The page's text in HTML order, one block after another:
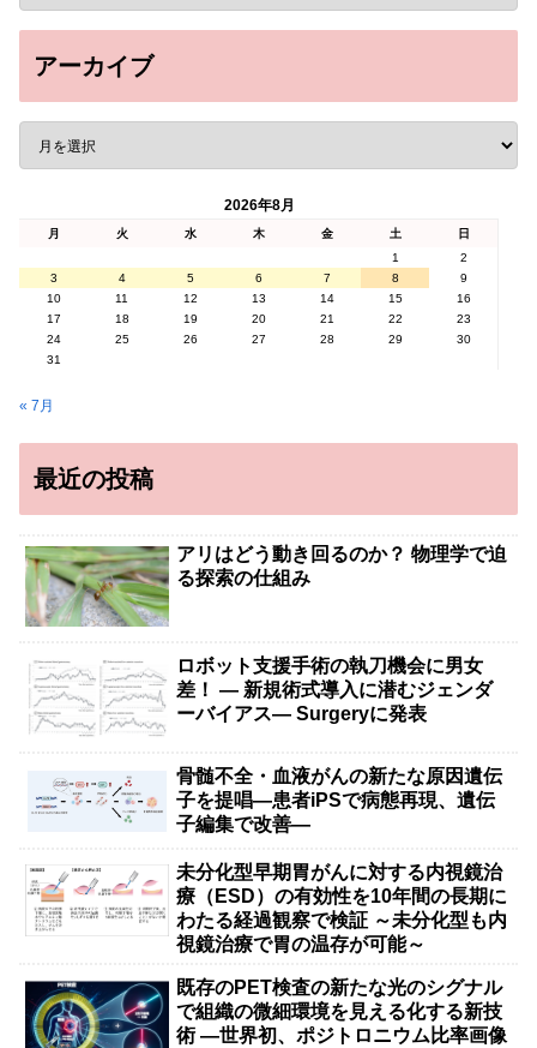
アーカイブ
2026年8月
月 火 水 木 金 土
日
1
2
3
4 5 6 7 8
9
10
11 12 13 14 15
16
17
18 19 20 21 22
23
24
25 26 27 28 29
30
31
« 7月
最近の投稿
アリはどう動き回るのか？ 物理学で迫
る探索の仕組み
ロボット支援手術の執刀機会に男女
差！ — 新規術式導入に潜むジェンダ
ーバイアス— Surgeryに発表
骨髄不全・血液がんの新たな原因遺伝
子を提唱―患者iPSで病態再現、遺伝
子編集で改善―
未分化型早期胃がんに対する内視鏡治
療（ESD）の有効性を10年間の長期に
わたる経過観察で検証 ～未分化型も内
視鏡治療で胃の温存が可能～
既存のPET検査の新たな光のシグナル
で組織の微細環境を見える化する新技
術 ―世界初、ポジトロニウム比率画像